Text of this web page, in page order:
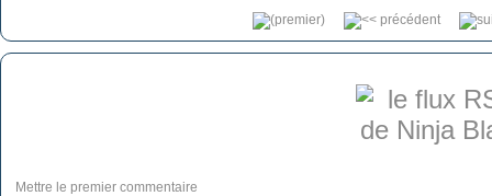
Mettre le premier commentaire